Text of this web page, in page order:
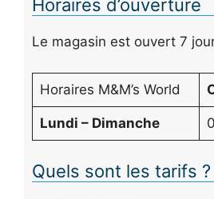
Horaires d’ouverture
Le magasin est ouvert 7
Horaires M&M’s World
Lundi – Dimanche
Quels sont les tarifs ?